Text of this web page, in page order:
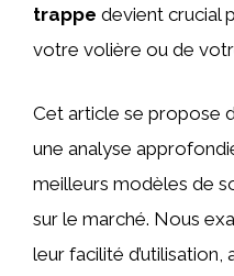
trappe devient crucial
votre volière ou de
Cet article se propose
une analyse
meilleurs modèles de
sur le marché. Nous
leur facilité d’utilisation,